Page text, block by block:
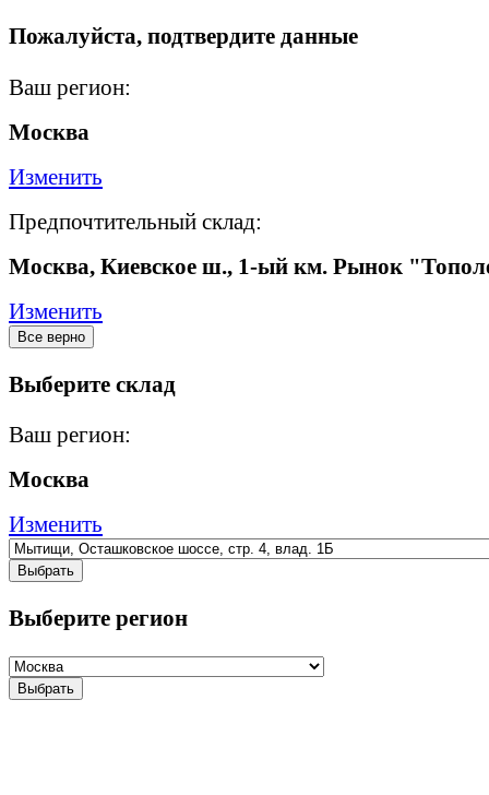
Пожалуйста, подтвердите данные
Ваш регион:
Москва
Изменить
Предпочтительный склад:
Москва, Киевское ш., 1-ый км. Рынок
Изменить
Все верно
Выберите склад
Ваш регион:
Москва
Изменить
Выбрать
Выберите регион
Выбрать